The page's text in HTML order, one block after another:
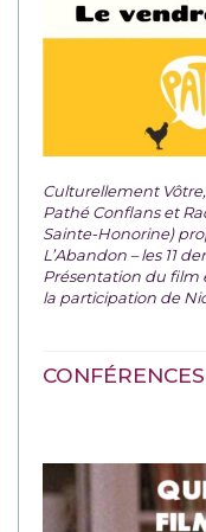
Culturellement
Pathé Conflans et
Sainte-Honorine)
L’Abandon – les 11
Présentation du film
la participation de